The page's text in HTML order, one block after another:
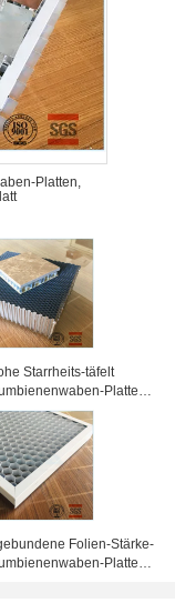
Platten,
Starrheits-täfelt
Platten,
25 Millimeter Stärke-
Folien-Stärke-
Platten,